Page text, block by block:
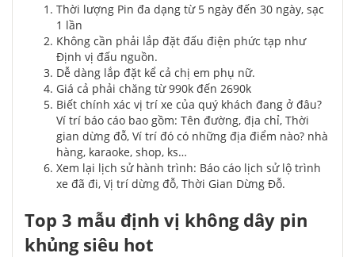
Thời lượng Pin đa dạng từ 5 ngày đến 30 ngày, sạc
1 lần
Không cần phải lắp đặt đấu điện phức tạp như
Định vị đấu nguồn.
Dễ dàng lắp đặt kể cả chị em phụ nữ.
Giá cả phải chăng từ 990k đến 2690k
Biết chính xác vị trí xe của quý khách đang ở đâu?
Ví trí báo cáo bao gồm: Tên đường, địa chỉ, Thời
gian dừng đỗ, Ví trí đó có những địa điểm nào? nhà
hàng, karaoke, shop, ks…
Xem lại lịch sử hành trình: Báo cáo lịch sử lộ trình
xe đã đi, Vị trí dừng đỗ, Thời Gian Dừng Đỗ.
Top 3 mẫu định vị không dây pin
khủng siêu hot